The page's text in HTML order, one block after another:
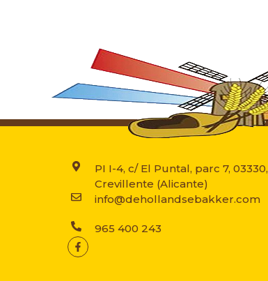
PI I-4, c/ El Puntal, parc 7, 03330,
Crevillente (Alicante)
info@dehollandsebakker.com
965 400 243